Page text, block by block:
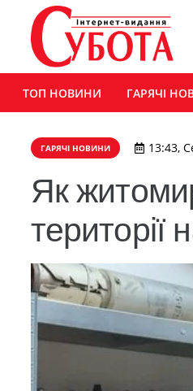
ТОП НОВИНИ ГАРЯЧІ
ГАРЯЧІ НОВИНИ 13:43,
Як
території